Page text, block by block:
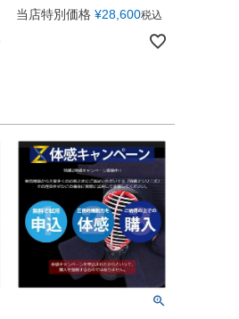
当店特別価格 ¥28,600税込